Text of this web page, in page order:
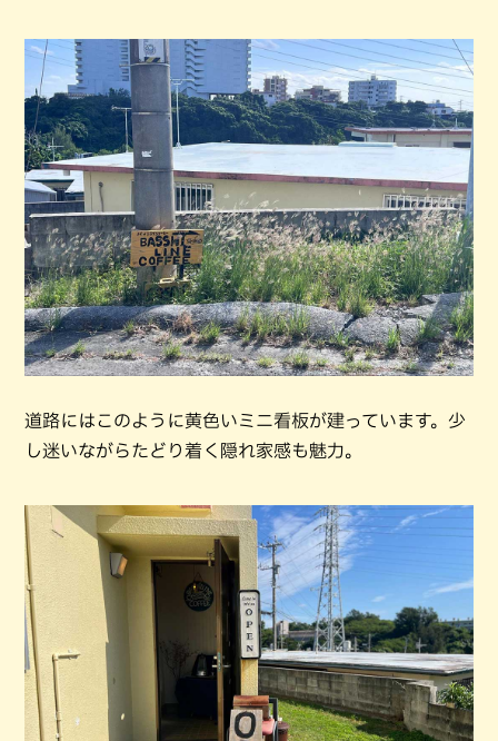
道路にはこのように黄色いミニ看板が建っています。少
し迷いながらたどり着く隠れ家感も魅力。